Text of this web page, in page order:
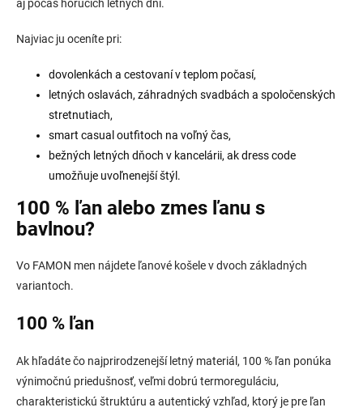
aj počas horúcich letných dní.
Najviac ju oceníte pri:
dovolenkách a cestovaní v teplom počasí,
letných oslavách, záhradných svadbách a spoločenských
stretnutiach,
smart casual outfitoch na voľný čas,
bežných letných dňoch v kancelárii, ak dress code
umožňuje uvoľnenejší štýl.
100 % ľan alebo zmes ľanu s
bavlnou?
Vo FAMON men nájdete ľanové košele v dvoch základných
variantoch.
100 % ľan
Ak hľadáte čo najprirodzenejší letný materiál, 100 % ľan ponúka
výnimočnú priedušnosť, veľmi dobrú termoreguláciu,
charakteristickú štruktúru a autentický vzhľad, ktorý je pre ľan